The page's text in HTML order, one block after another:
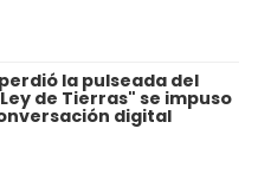
la pulseada del
de Tierras" se impuso
digital